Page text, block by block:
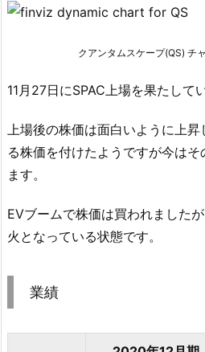
クアンタムスケープ(QS) チ
11月27日にSPAC上場を果たして
上場後の株価は面白いように上昇
る株価を付けたようですが今は
ます。
EVブームで株価は買われました
火となっている状態です。
業績